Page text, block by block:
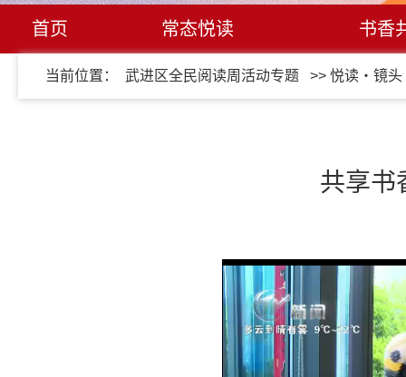
首页 常态悦读 书香
当前位置： 武进区全民阅读周活动专题 >> 悦读・镜头
共享书